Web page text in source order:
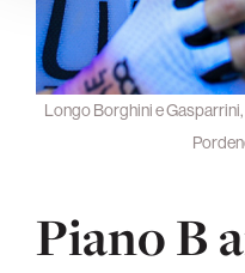
Longo Borghini e
Piano B